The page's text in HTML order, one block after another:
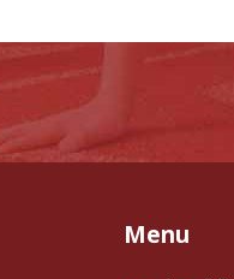
Menu